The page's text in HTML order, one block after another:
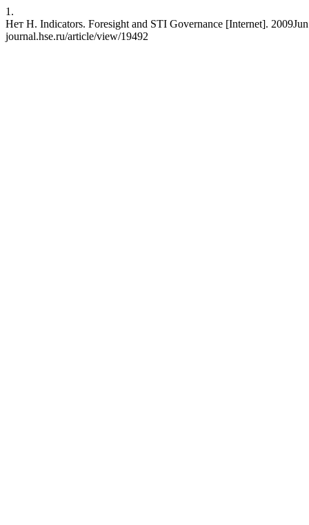
1.
Нет Н. Indicators. Foresight and STI Governance [Internet].
journal.hse.ru/article/view/19492